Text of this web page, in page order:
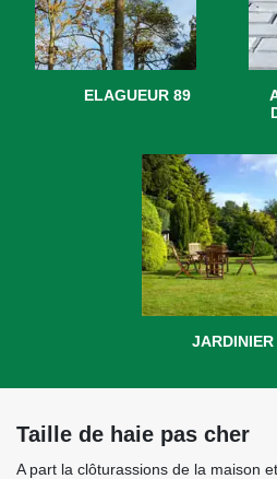
ELAGUEUR 89
JARDINIER
Taille de haie pas cher
A part la clôturassions de la maison